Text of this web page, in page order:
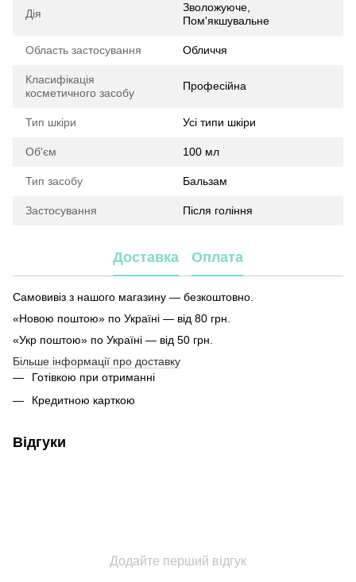
Дія
Зволожуюче,
Пом'якшувальне
Область застосування Обличчя
Класифікація
косметичного засобу
Професійна
Тип шкіри Усі типи шкіри
Об'єм 100 мл
Тип засобу Бальзам
Застосування Після гоління
Доставка Оплата
Самовивіз з нашого магазину — безкоштовно.
«Новою поштою» по Україні — від 80 грн.
«Укр поштою» по Україні — від 50 грн.
Більше інформації про доставку
Готівкою при отриманні
Кредитною карткою
Відгуки
Додайте перший відгук